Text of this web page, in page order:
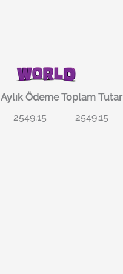
Aylık Ödeme Toplam Tutar
2549.15 2549.15